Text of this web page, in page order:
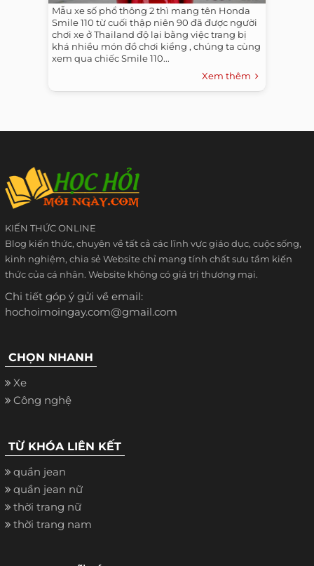
Mẫu xe số phổ thông 2 thì mang tên Honda
Smile 110 từ cuối thập niên 90 đã được người
chơi xe ở Thailand độ lại bằng việc trang bị
khá nhiều món đồ chơi kiểng , chúng ta cùng
xem qua chiếc Smile 110...
Xem thêm
KIẾN THỨC ONLINE
Blog kiến thức, chuyên về tất cả các lĩnh vực giáo dục, cuộc sống,
kinh nghiệm, chia sẻ Website chỉ mang tính chất sưu tầm kiến
thức của cá nhân. Website không có giá trị thương mại.
Chi tiết góp ý gửi về email:
hochoimoingay.com@gmail.com
CHỌN NHANH
Xe
Công nghệ
TỪ KHÓA LIÊN KẾT
quần jean
quần jean nữ
thời trang nữ
thời trang nam